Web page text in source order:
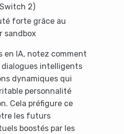
2)
forte grâce au
sandbox
en IA, notez comment
intelligents
dynamiques qui
personnalité
Cela préfigure ce
les futurs
boostés par les